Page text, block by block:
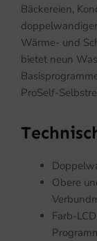
Bäckereien,
Wärme- und
bietet neun
ProSelf-
Obere
Farb-